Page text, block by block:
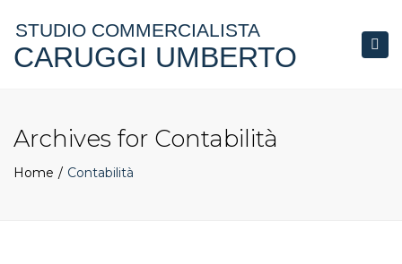
STUDIO COMMERCIALISTA
CARUGGI UMBERTO
Archives for Contabilità
Home Contabilità